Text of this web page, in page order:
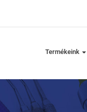
Termékeink